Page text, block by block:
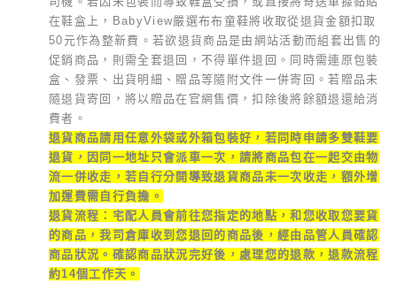
在鞋盒上，BabyView嚴選布布童鞋將收取從退貨金額扣取
50元作為整新費。若欲退貨商品是由網站活動而組套出售的
促銷商品，則需全套退回，不得單件退回。同時需連原包裝
盒、發票、出貨明細、贈品等隨附文件一併寄回。若贈品未
隨退貨寄回，將以贈品在官網售價，扣除後將餘額退還給消
費者。
退貨商品請用任意外袋或外箱包裝好，若同時申請多雙鞋要
退貨，因同一地址只會派車一次，請將商品包在一起交由物
流一併收走，若自行分開導致退貨商品未一次收走，額外增
加運費需自行負擔。
退貨流程：宅配人員會前往您指定的地點，和您收取您要貨
的商品，我司倉庫收到您退回的商品後，經由品管人員確認
商品狀況。確認商品狀況完好後，處理您的退款，退款流程
約14個工作天。